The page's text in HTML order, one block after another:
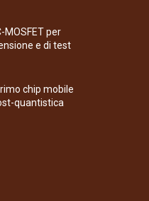
MOSFET per
e di test
chip mobile
quantistica